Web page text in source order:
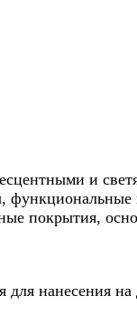
и
покрытия,
нанесения